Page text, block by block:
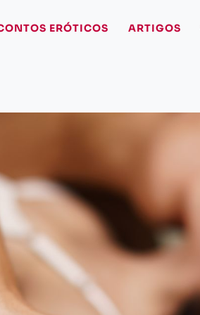
ERÓTICOS ARTIGOS